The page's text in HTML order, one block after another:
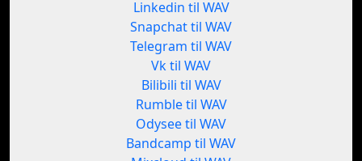
Linkedin til WAV
Snapchat til WAV
Telegram til WAV
Vk til WAV
Bilibili til WAV
Rumble til WAV
Odysee til WAV
Bandcamp til WAV